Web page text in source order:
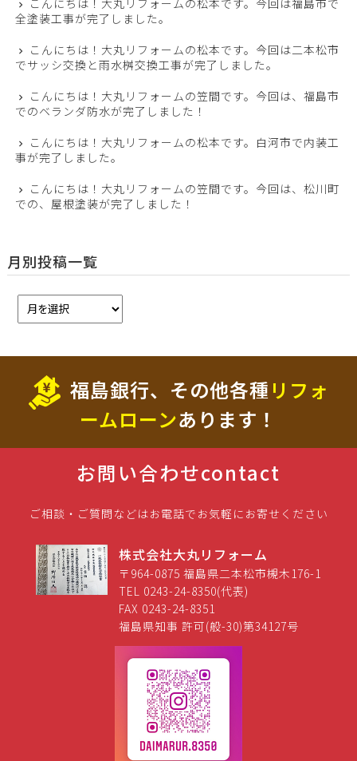
全塗装工事が完了しました。
こんにちは！大丸リフォームの松本です。今回は二本松市
でサッシ交換と雨水桝交換工事が完了しました。
こんにちは！大丸リフォームの笠間です。今回は、福島市
でのベランダ防水が完了しました！
こんにちは！大丸リフォームの松本です。白河市で内装工
事が完了しました。
こんにちは！大丸リフォームの笠間です。今回は、松川町
での、屋根塗装が完了しました！
月別投稿一覧
福島銀行、その他各種 リフォ
ームローンあります！
お問い合わせcontact
ご相談・ご質問などはお電話でお気軽にお寄せください
株式会社大丸リフォーム
〒964-0875 福島県二本松市槻木176-1
TEL 0243-24-8350(代表)
FAX 0243-24-8351
福島県知事 許可(般-30)第34127号